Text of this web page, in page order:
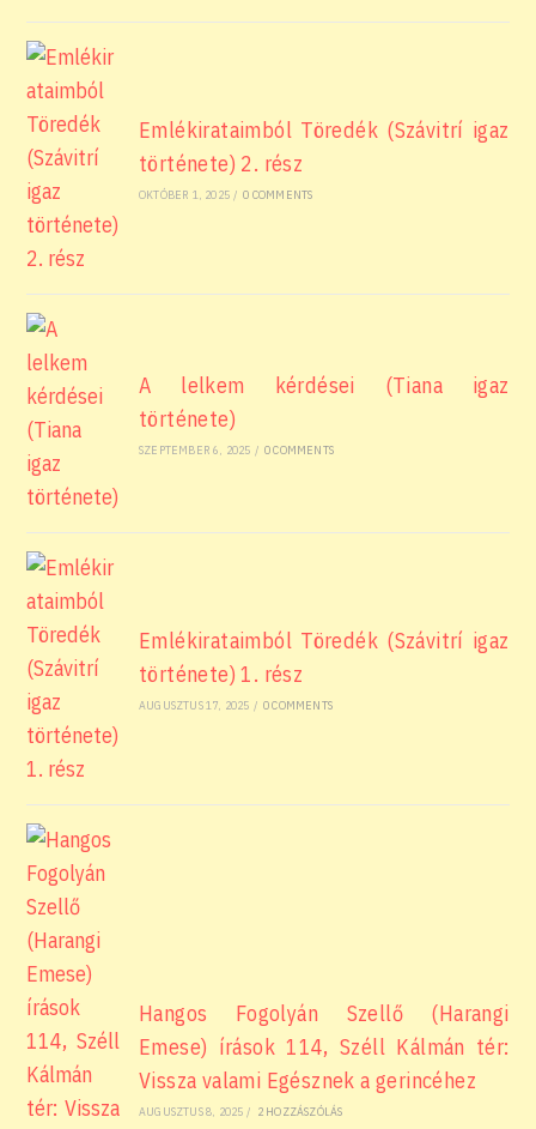
Emlékirataimból Töredék (Szávitrí igaz
története) 2. rész
OKTÓBER 1, 2025 / 0 COMMENTS
A lelkem kérdései (Tiana igaz
története)
SZEPTEMBER 6, 2025 / 0 COMMENTS
Emlékirataimból Töredék (Szávitrí igaz
története) 1. rész
AUGUSZTUS 17, 2025 / 0 COMMENTS
Hangos Fogolyán Szellő (Harangi
Emese) írások 114, Széll Kálmán tér:
Vissza valami Egésznek a gerincéhez
AUGUSZTUS 8, 2025 / 2 HOZZÁSZÓLÁS